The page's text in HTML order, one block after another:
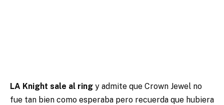
LA Knight sale al ring y admite que Crown Jewel no
fue tan bien como esperaba pero recuerda que hubiera